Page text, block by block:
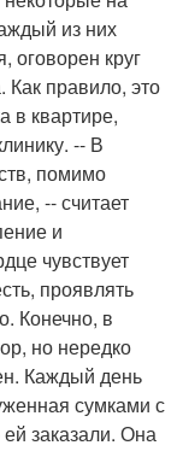
из них
оговорен круг
Как правило, это
в квартире,
-- В
помимо
-- считает
и
чувствует
проявлять
Конечно, в
но нередко
Каждый день
сумками с
заказали. Она